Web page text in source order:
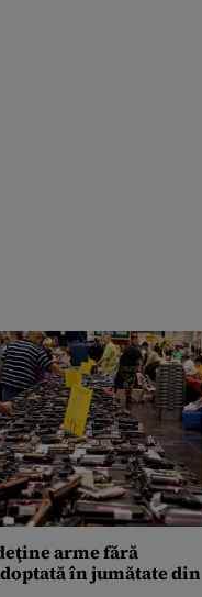
arme fără
în jumătate din